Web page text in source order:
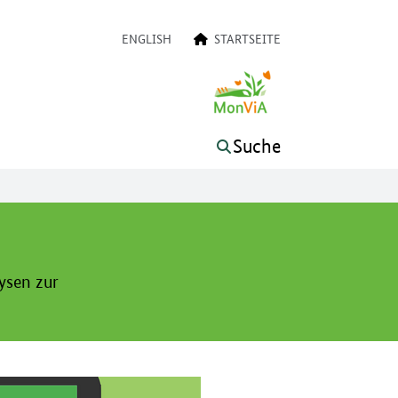
ENGLISH STARTSEITE
Suche
zur